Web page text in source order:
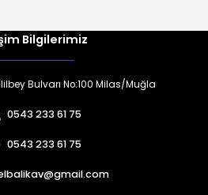
Bilgilerimiz
Bulvarı No:100 Milas/Muğla
0543 233 61 75
0543 233 61 75